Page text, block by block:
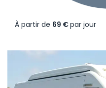
À partir de 69 €par jour